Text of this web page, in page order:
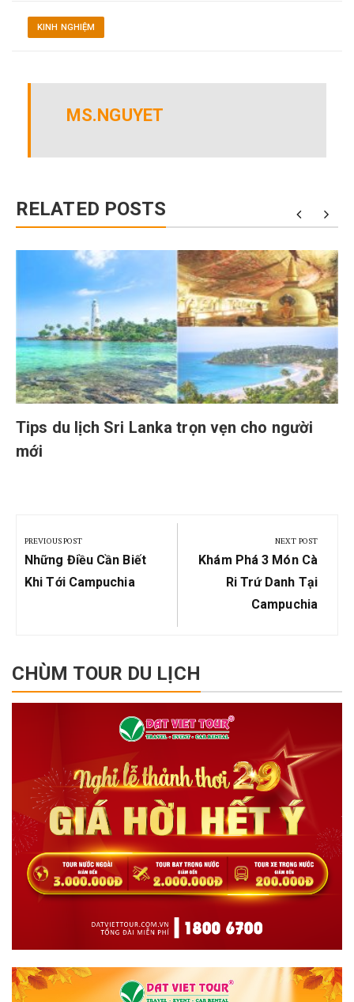
KINH NGHIỆM
MS.NGUYET
RELATED POSTS
Tips du lịch Sri Lanka trọn vẹn cho người
mới
navigation
PREVIOUS POST
Previous
Post:
Những Điều Cần Biết
Khi Tới Campuchia
NEXT POST
Next
Post:
Khám Phá 3 Món Cà
Ri Trứ Danh Tại
Campuchia
CHÙM TOUR DU LỊCH